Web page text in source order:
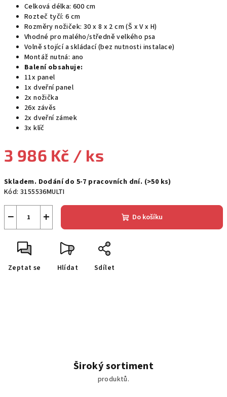
Celková délka: 600 cm
Rozteč tyčí: 6 cm
Rozměry nožiček: 30 x 8 x 2 cm (Š x V x H)
Vhodné pro malého/středně velkého psa
Volně stojící a skládací (bez nutnosti instalace)
Montáž nutná: ano
Balení obsahuje:
11x panel
1x dveřní panel
2x nožička
26x závěs
2x dveřní zámek
3x klíč
3 986 Kč / ks
cena:
Skladem. Dodání do 5-7 pracovních dní. (>50 ks)
Kód: 3155536MULTI
+
− Do košíku
Zeptat se Hlídat Sdílet
Široký sortiment
produktů.